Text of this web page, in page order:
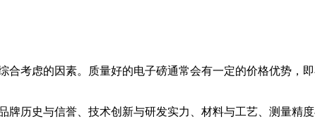
合考虑的因素。质量好的电子磅通常会有一定的价格优势
牌历史与信誉、技术创新与研发实力、材料与工艺、测量